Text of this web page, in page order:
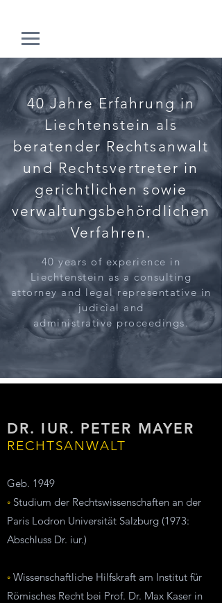
40 Jahre Erfahrung in
Liechtenstein als
beratender Rechtsanwalt
und Rechtsvertreter in
gerichtlichen sowie
verwaltungsbehördlichen
Verfahren.
40 years of experience in
Liechtenstein as a consulting
attorney and legal representative in
judicial and
administrative proceedings.
DR. IUR. PETER MAYER
RECHTSANWALT
Geb. 1949
◦ Studium der Rechtswissenschaften an der
Paris Lodron Universität Salzburg (1973:
Abschluss Dr. iur.)
◦ Wissenschaftliche Hilfskraft am Institut für
Römisches Recht bei Prof. Dr. Max Kaser in